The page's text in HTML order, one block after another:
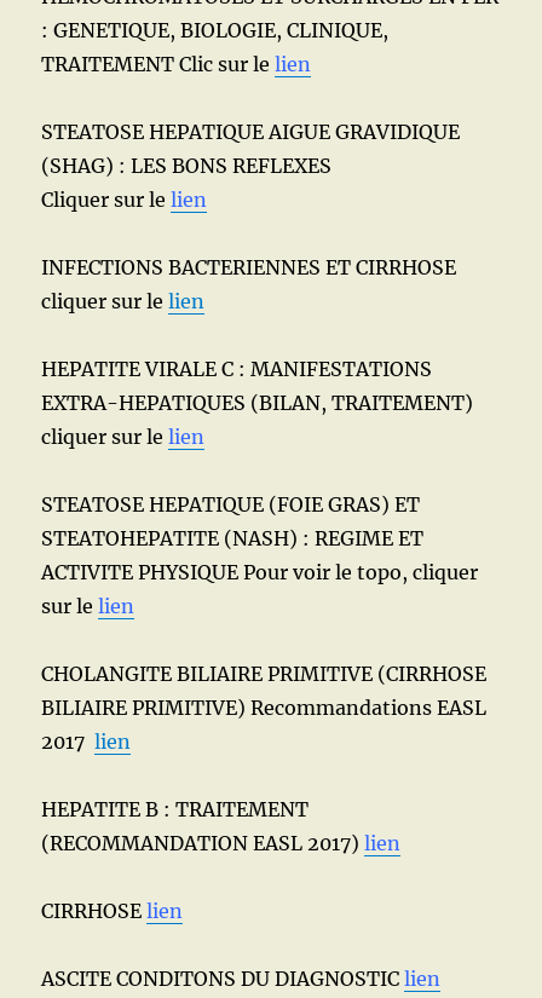
: GENETIQUE, BIOLOGIE, CLINIQUE,
TRAITEMENT Clic sur lelien
STEATOSE HEPATIQUE AIGUE GRAVIDIQUE
(SHAG) : LES BONS REFLEXES
Cliquer sur lelien
INFECTIONS BACTERIENNES ET CIRRHOSE
cliquer sur lelien
HEPATITE VIRALE C : MANIFESTATIONS
EXTRA-HEPATIQUES (BILAN, TRAITEMENT)
cliquer sur lelien
STEATOSE HEPATIQUE (FOIE GRAS) ET
STEATOHEPATITE (NASH) : REGIME ET
ACTIVITE PHYSIQUE Pour voir le topo, cliquer
sur lelien
CHOLANGITE BILIAIRE PRIMITIVE (CIRRHOSE
BILIAIRE PRIMITIVE) Recommandations EASL
2017lien
HEPATITE B : TRAITEMENT
(RECOMMANDATION EASL 2017)lien
CIRRHOSElien
ASCITE CONDITONS DU DIAGNOSTIClien